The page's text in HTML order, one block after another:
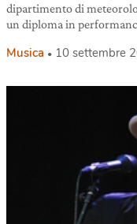
dipartimento di
un diploma in
Musica 10 settembre